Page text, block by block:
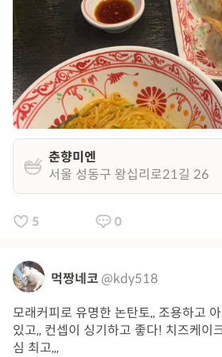
춘향미엔
서울 성동구 왕십리로21길 26
5 0
먹짱네코 @kdy518
모래커피로 유명한 논탄토,, 조용하고
있고,, 컨셉이 싱기하고 좋다! 치즈케이
심 최고,,,